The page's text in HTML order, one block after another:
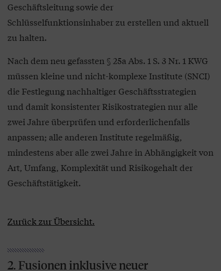
Geschäftsleitung sowie der
Schlüsselfunktionsinhaber zu erstellen und aktuell
zu halten.
Nach dem neu gefassten § 25a Abs. 1 S. 3 Nr. 1 KWG
müssen kleine und nicht-komplexe Institute (SNCI)
die Festlegung nachhaltiger Geschäftsstrategien
und damit konsistenter Risikostrategien nur alle
zwei Jahre überprüfen und erforderlichenfalls
anpassen; alle anderen Institute regelmäßig,
mindestens aber alle zwei Jahre in Abhängigkeit von
Art, Umfang, Komplexität und Risikogehalt der
Geschäftstätigkeit.
Zurück zur Übersicht.
2. Fusionen inklusive neuer